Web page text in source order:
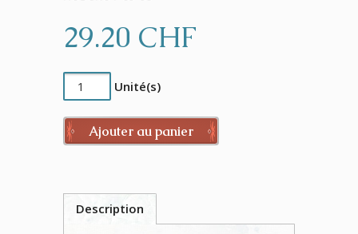
29.20 CHF
Unité(s)
Ajouter au panier
Description